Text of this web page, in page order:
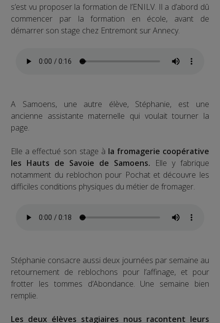
s’est vu proposer la formation de l’ENILV. Il a d’abord dû
commencer par la formation en école, avant de
démarrer son stage chez Entremont sur Annecy.
A Samoens, une autre élève, Stéphanie, est une
ancienne assistante maternelle qui voulait tourner la
page.
Elle a effectué son stage à la fromagerie coopérative
les Hauts de Savoie de Samoens. Elle y fabrique
notamment du reblochon pour Pochat et découvre les
difficiles conditions physiques du métier de fromager.
Stéphanie consacre aussi deux journées par semaine au
retournement de reblochons pour l’affinage, et pour
frotter les tommes d’Abondance. Une semaine bien
remplie.
Les deux élèves stagiaires nous racontent leurs